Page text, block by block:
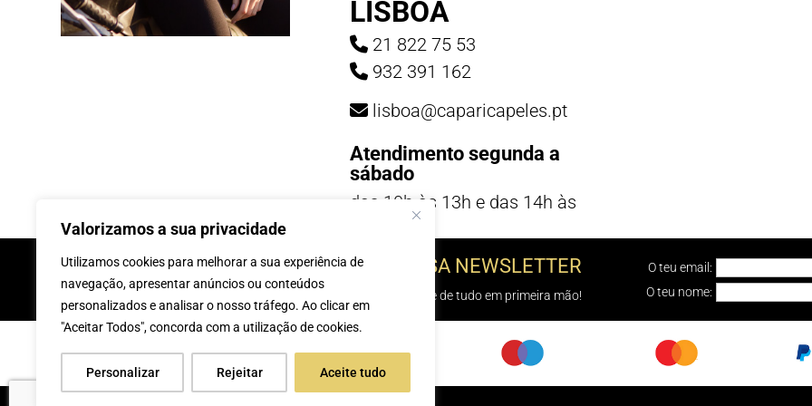
Valorizamos a sua privacidade
Utilizamos cookies para melhorar a sua experiência de
navegação, apresentar anúncios ou conteúdos
personalizados e analisar o nosso tráfego. Ao clicar em
"Aceitar Todos", concorda com a utilização de cookies.
Personalizar Rejeitar Aceite tudo
LISBOA
21 822 75 53
932 391 162
lisboa@caparicapeles.pt
Atendimento segunda a
sábado
das 10h às 13h e das 14h às
INSCREVE-TE Á NOSSA NEWSLETTER
e sabe de tudo em primeira mão!
O teu email:
O teu nome: